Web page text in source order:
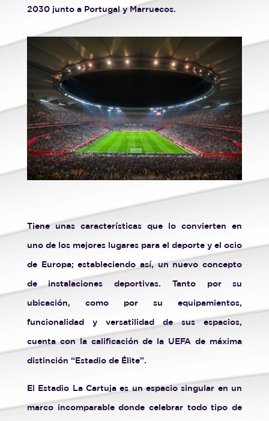
2030 junto a Portugal y Marruecos.
Tiene unas características que lo convierten en
uno de los mejores lugares para el deporte y el ocio
de Europa; estableciendo así, un nuevo concepto
de instalaciones deportivas. Tanto por su
ubicación, como por su equipamientos,
funcionalidad y versatilidad de sus espacios,
cuenta con la calificación de la UEFA de máxima
distinción “Estadio de Élite”.
El Estadio La Cartuja es un espacio singular en un
marco incomparable donde celebrar todo tipo de